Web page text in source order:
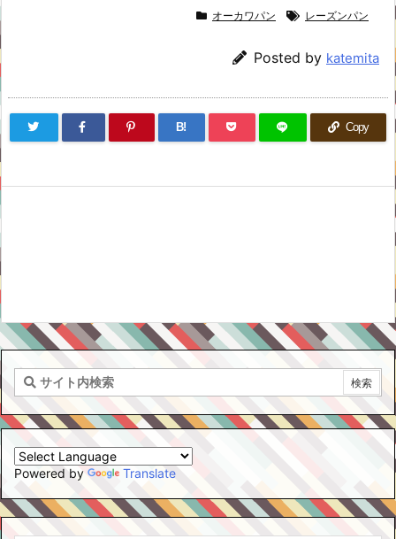
オーカワパン レーズンパン
Posted by katemita
B! Copy
Powered by Translate